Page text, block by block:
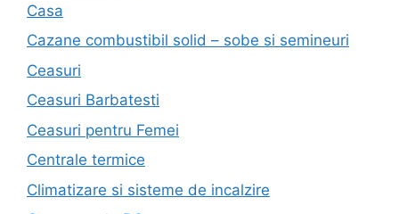
Casa
Cazane combustibil solid – sobe si semineuri
Ceasuri
Ceasuri Barbatesti
Ceasuri pentru Femei
Centrale termice
Climatizare si sisteme de incalzire